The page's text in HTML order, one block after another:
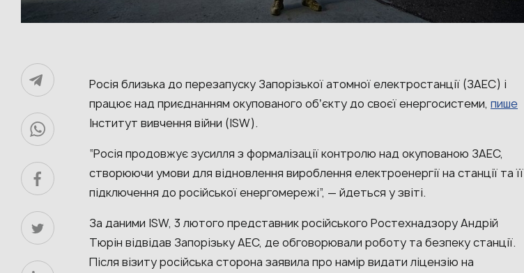
Росія близька до перезапуску Запорізької атомної електростанції (ЗАЕС) і
працює над приєднанням окупованого обʼєкту до своєї енергосистеми, пише
Інститут вивчення війни (ISW).
“Росія продовжує зусилля з формалізації контролю над окупованою ЗАЕС,
створюючи умови для відновлення вироблення електроенергії на станції та її
підключення до російської енергомережі”, — йдеться у звіті.
За даними ISW, 3 лютого представник російського Ростехнадзору Андрій
Тюрін відвідав Запорізьку АЕС, де обговорювали роботу та безпеку станції.
Після візиту російська сторона заявила про намір видати ліцензію на